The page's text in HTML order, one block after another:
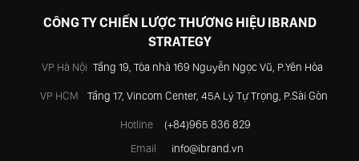
CÔNG TY CHIẾN LƯỢC THƯƠNG HIỆU IBRAND
STRATEGY
VP Hà Nội Tầng 19, Tòa nhà 169 Nguyễn Ngọc Vũ, P.Yên Hòa
VP HCM Tầng 17, Vincom Center, 45A Lý Tự Trọng, P.Sài Gòn
Hotline
(+84)965 836 829
Email
info@ibrand.vn